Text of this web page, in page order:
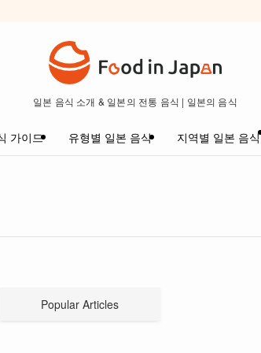
일본 음식 소개 & 일본의 전통 음식 | 일본의 음식
가이드 유형별 일본 음식 지역별 일본 음식
Popular Articles